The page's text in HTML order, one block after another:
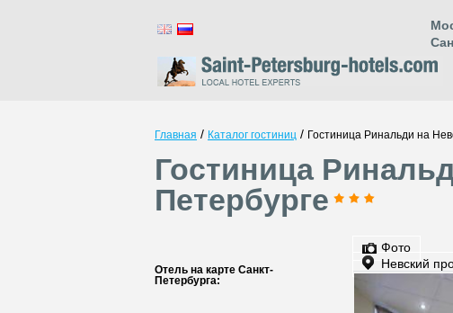
Главная / Каталог гостиниц / Гостиница Ринальди на
Гостиница
Петербурге
Отель на карте Санкт-
Петербурга:
Фото
Невский